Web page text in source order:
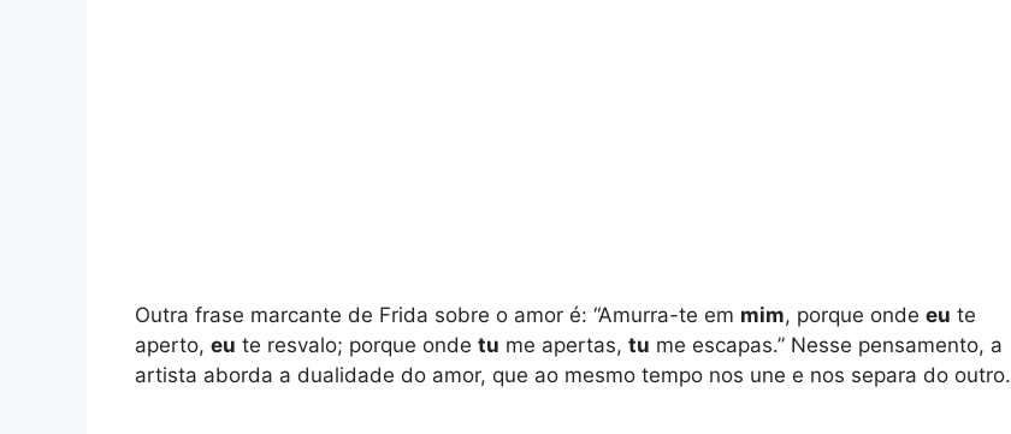
Outra frase marcante de Frida sobre o amor é: “Amurra-te em mim, porque onde eu te
aperto, eu te resvalo; porque onde tu me apertas, tu me escapas.” Nesse pensamento, a
artista aborda a dualidade do amor, que ao mesmo tempo nos une e nos separa do outro.